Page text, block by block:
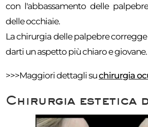
con l'abbassamento delle
delle occhiaie.
La chirurgia delle palpebre
darti un aspetto più chiaro e giovane.
>>>Maggiori dettagli suchirurgia
Chirurgia estetica